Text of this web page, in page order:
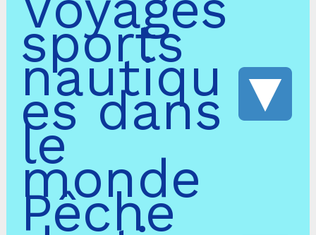
sports
nautiqu
es dans
le
monde
Pêche